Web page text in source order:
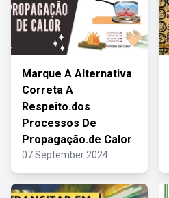
Marque A Alternativa
Correta A
Respeito.dos
Processos De
Propagação.de Calor
07 September 2024